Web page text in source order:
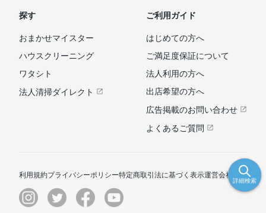
詳細検索
探す
おまかせマイスター
ハウスクリーニング
ワタシト
法人清掃ダイレクト
ご利用ガイド
はじめての方へ
ご満足度保証について
法人利用の方へ
出店希望の方へ
広告掲載のお問い合わせ
よくあるご質問
利用規約プライバシーポリシー特定商取引法に基づく表示運営会社